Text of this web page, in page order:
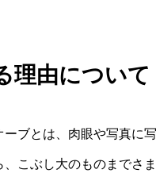
理由について
ブとは、肉眼や写真に
こぶし大のものまでさ